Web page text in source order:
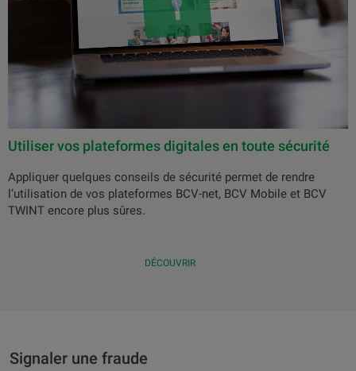
Utiliser vos plateformes digitales en toute sécurité
Appliquer quelques conseils de sécurité permet de rendre
l’utilisation de vos plateformes BCV-net, BCV Mobile et BCV
TWINT encore plus sûres.
DÉCOUVRIR
Signaler une fraude